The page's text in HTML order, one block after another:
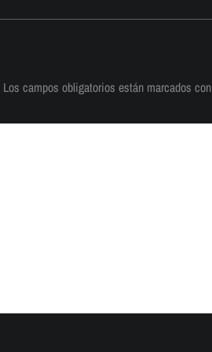
Los campos obligatorios están marcados con